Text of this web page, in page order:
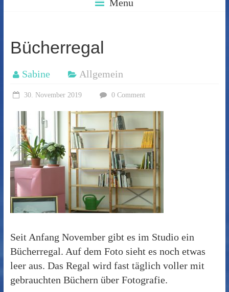
Menu
Bücherregal
Sabine Allgemein
30. November 2019 0 Comment
Seit Anfang November gibt es im Studio ein
Bücherregal. Auf dem Foto sieht es noch etwas
leer aus. Das Regal wird fast täglich voller mit
gebrauchten Büchern über Fotografie.